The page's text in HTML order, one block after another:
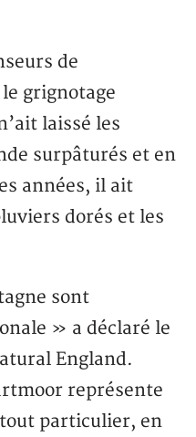
de
grignotage
laissé les
surpâturés et en
années, il ait
dorés et les
sont
» a déclaré le
England.
représente
particulier, en